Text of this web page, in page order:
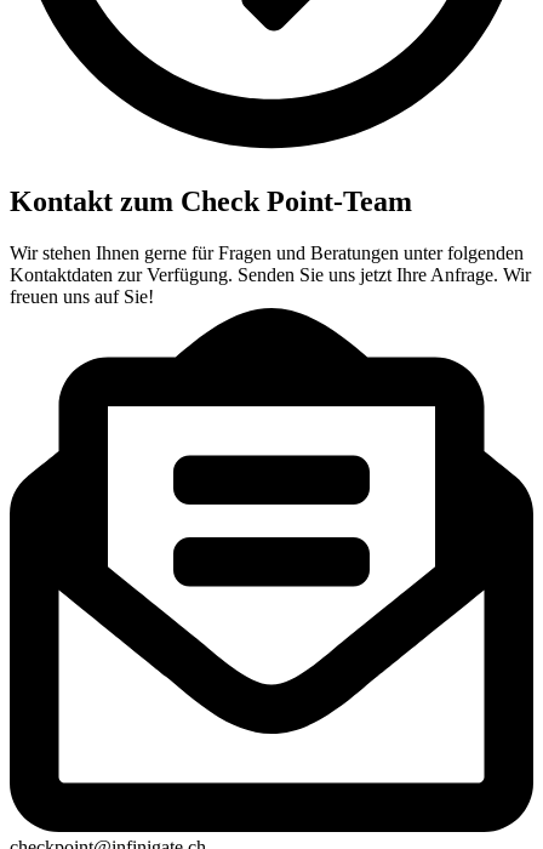
Kontakt zum Check Point-Team
Wir stehen Ihnen gerne für Fragen und Beratungen unter folgenden
Kontaktdaten zur Verfügung. Senden Sie uns jetzt Ihre Anfrage. Wir
freuen uns auf Sie!